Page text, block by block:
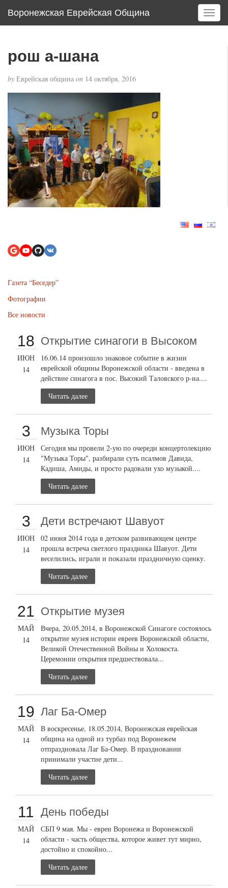
Воронежская Еврейская Община
T
o
рош а-шана
by Еврейская община on 14 октября, 2016
Газета “Беседер”
Фотографии
Все новости
18
ИЮН
14
Открытие cинагоги в Высоком
16.06.14 произошло знаковое событие в жизни
еврейской общины Воронежской области - введена в
действие синагога в пос. Высокий Таловского р-на....
Читать далее
3
ИЮН
14
Музыка Торы
Сегодня мы провели 2-ую по очереди концертолекцию
"Музыка Торы", разбирали суть псалмов Давида,
Кадиша, Амиды, и просто радовали ухо музыкой....
Читать далее
3
ИЮН
14
Дети встречают Шавуот
02 июня 2014 года в детском развивающем центре
прошла встреча светлого праздника Шавуот. Дети
веселились, играли и показали праздничную сценку.
Читать далее
21
МАЙ
14
Открытие музея
Вчера, 20.05.2014, в Воронежской Синагоге состоялось
открытие музея истории евреев Воронежской области,
Великой Отечественной Войны и Холокоста.
Церемонии открытия предшествовала...
Читать далее
19
МАЙ
14
Лаг Ба-Омер
В воскресенье, 18.05.2014, Воронежская еврейская
община на одной из турбаз под Воронежем
отпраздновала Лаг Ба-Омер. В праздновании
принимали участие дети...
Читать далее
11
МАЙ
14
День победы
СБП 9 мая. Мы - евреи Воронежа и Воронежской
области - часть общества, которое живет тут мирно,
достойно и спокойно...
Читать далее